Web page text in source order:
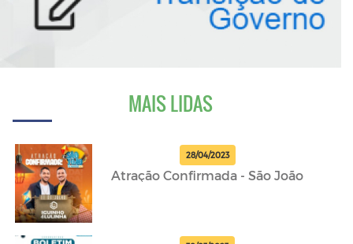
MAIS LIDAS
28/04/2023
Atração Confirmada - São João